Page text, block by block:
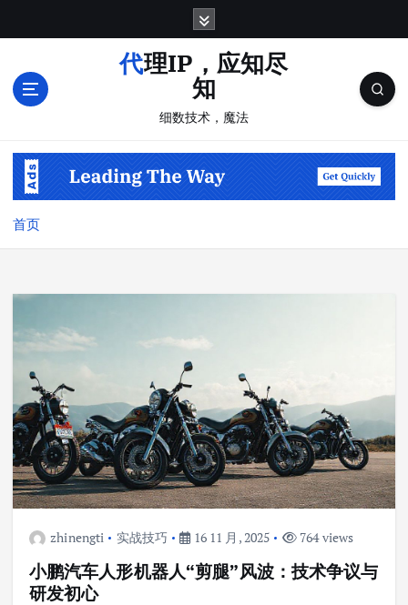
代理IP，应知尽
知
细数技术，魔法
首页
zhinengti 实战技巧 16 11 月, 2025 764 views
小鹏汽车人形机器人“剪腿”风波：技术争议与
研发初心